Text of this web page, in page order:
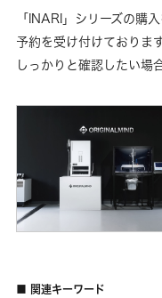
「INARI」シリーズの購
予約を受け付けておりま
しっかりと確認したい場
■ 関連キーワード